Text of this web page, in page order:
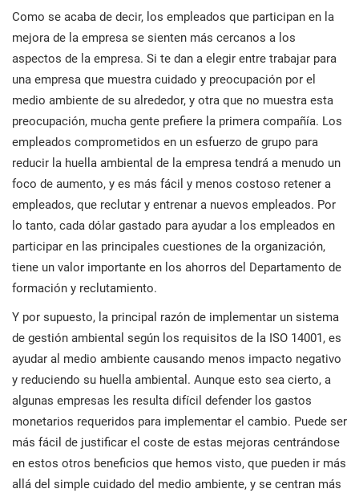
Como se acaba de decir, los empleados que participan en la
mejora de la empresa se sienten más cercanos a los
aspectos de la empresa. Si te dan a elegir entre trabajar para
una empresa que muestra cuidado y preocupación por el
medio ambiente de su alrededor, y otra que no muestra esta
preocupación, mucha gente prefiere la primera compañía. Los
empleados comprometidos en un esfuerzo de grupo para
reducir la huella ambiental de la empresa tendrá a menudo un
foco de aumento, y es más fácil y menos costoso retener a
empleados, que reclutar y entrenar a nuevos empleados. Por
lo tanto, cada dólar gastado para ayudar a los empleados en
participar en las principales cuestiones de la organización,
tiene un valor importante en los ahorros del Departamento de
formación y reclutamiento.
Y por supuesto, la principal razón de implementar un sistema
de gestión ambiental según los requisitos de la ISO 14001, es
ayudar al medio ambiente causando menos impacto negativo
y reduciendo su huella ambiental. Aunque esto sea cierto, a
algunas empresas les resulta difícil defender los gastos
monetarios requeridos para implementar el cambio. Puede ser
más fácil de justificar el coste de estas mejoras centrándose
en estos otros beneficios que hemos visto, que pueden ir más
allá del simple cuidado del medio ambiente, y se centran más